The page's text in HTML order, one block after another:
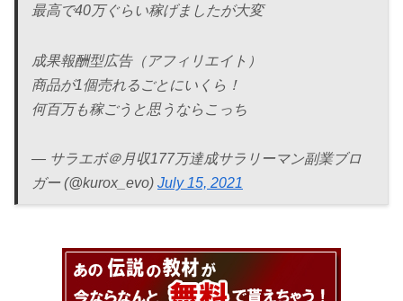
最高で40万ぐらい稼げましたが大変
成果報酬型広告（アフィリエイト）
商品が1個売れるごとにいくら！
何百万も稼ごうと思うならこっち
— サラエボ＠月収177万達成サラリーマン副業ブロ
ガー (@kurox_evo) July 15, 2021